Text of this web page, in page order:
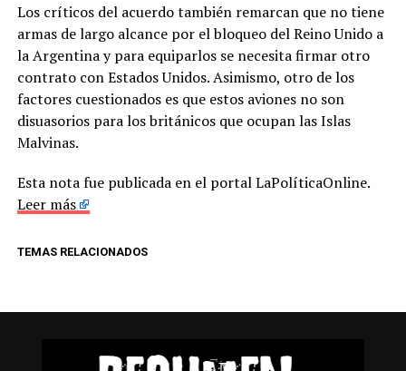
Los críticos del acuerdo también remarcan que no tiene
armas de largo alcance por el bloqueo del Reino Unido a
la Argentina y para equiparlos se necesita firmar otro
contrato con Estados Unidos. Asimismo, otro de los
factores cuestionados es que estos aviones no son
disuasorios para los británicos que ocupan las Islas
Malvinas.
Esta nota fue publicada en el portal LaPolíticaOnline.
Leer más
TEMAS RELACIONADOS